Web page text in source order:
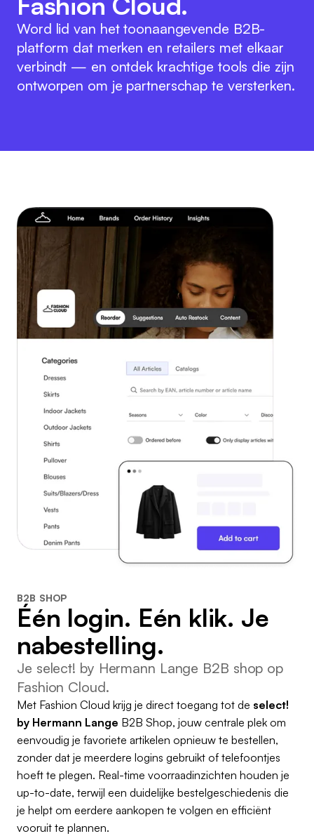
Word lid van het toonaangevende B2B-
platform dat merken en retailers met elkaar
verbindt — en ontdek krachtige tools die zijn
ontworpen om je partnerschap te versterken.
B2B SHOP
Één login. Eén klik. Je
nabestelling.
Je select! by Hermann Lange B2B shop op
Fashion Cloud.
Met Fashion Cloud krijg je direct toegang tot de select!
by Hermann Lange B2B Shop, jouw centrale plek om
eenvoudig je favoriete artikelen opnieuw te bestellen,
zonder dat je meerdere logins gebruikt of telefoontjes
hoeft te plegen. Real-time voorraadinzichten houden je
up-to-date, terwijl een duidelijke bestelgeschiedenis die
je helpt om eerdere aankopen te volgen en efficiënt
vooruit te plannen.